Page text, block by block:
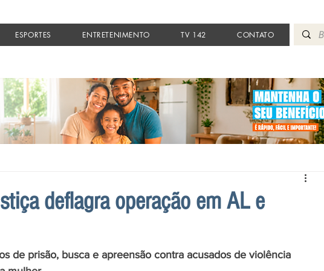
ESPORTES ENTRETENIMENTO TV 142 CONTATO
deflagra operação em AL e
de prisão, busca e apreensão contra acusados de violência